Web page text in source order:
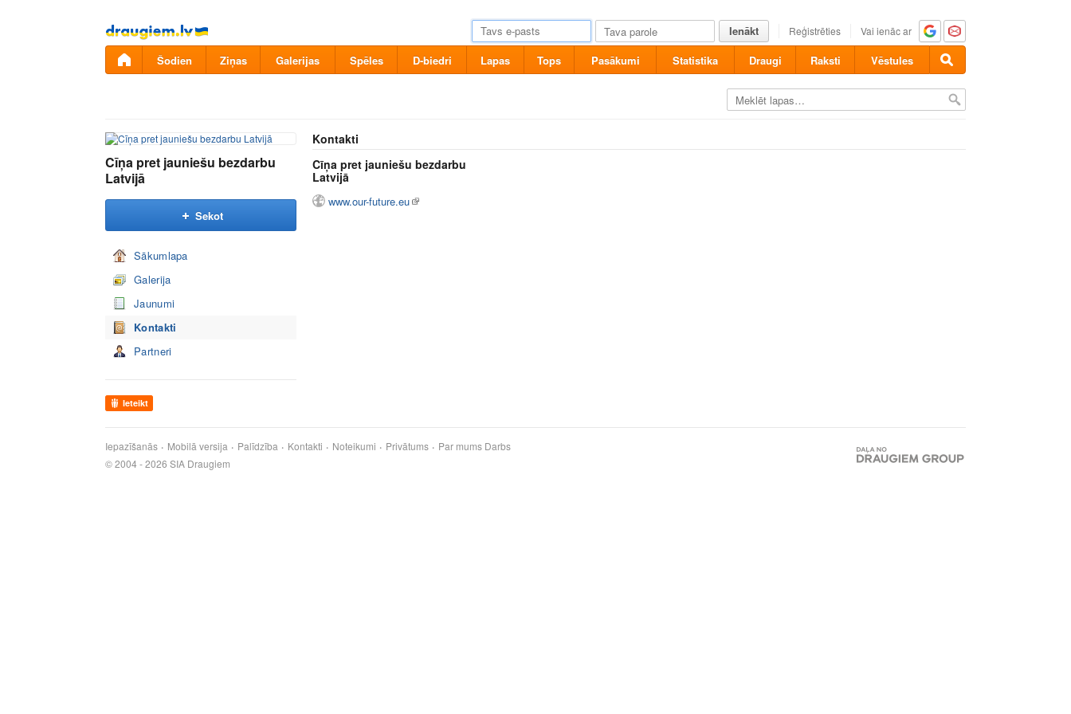
Pāriet
uz
saturu
Ienākt Reģistrēties Vai ienāc ar
Šodien Ziņas Galerijas Spēles D-biedri Lapas Tops Pasākumi Statistika Draugi Raksti Vēstules
Cīņa pret jauniešu bezdarbu
Latvijā
Sekot
Sākumlapa
Galerija
Jaunumi
Kontakti
Partneri
Ieteikt
Kontakti
Cīņa pret jauniešu bezdarbu
Latvijā
www.our-future.eu
Iepazīšanās Mobilā versija Palīdzība Kontakti Noteikumi Privātums Par mums Darbs
© 2004 - 2026 SIA Draugiem